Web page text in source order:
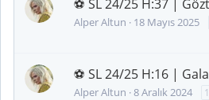
⚽ SL 24/25 H:37 |
Alper Altun 18 Mayıs 2025
⚽ SL 24/25 H:16 |
Alper Altun 8 Aralık 2024